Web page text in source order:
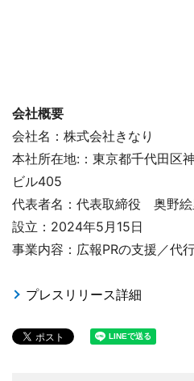
会社概要
会社名：株式会社きなり
本社所在地:：東京都千代田区
ビル405
代表者名：代表取締役 奥野絵
設立：2024年5月15日
事業内容：広報PRの支援／代
プレスリリース詳細